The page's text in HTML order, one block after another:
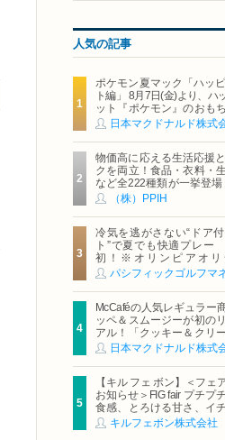
人気の記事
ポケモン夏マック「ハッ
ト編」 8月7日(金)より、ハ
ット『ポケモン』のおもち
間限定登場
日本マクドナルド株式
物価高に応える生活応援
クを両立！食品・衣料・
など全222種類が一挙登場
ループ「夏福袋」＆セール
(木)より順次スタート
（株）PPIH
冷気を逃がさない“ドア
ト”で夏でも快適プレ
初！※オリンピアオリ
「AirCon Cart（エアコ
ト）」導入 | ＰＧＭ
McCaféの人気レギュラー
ッペ＆スムージーが初の
アル！「クッキー＆クリー
コフラッペ」「マンゴース
ー」8月5日（水）から販売
日本マクドナルド株式
【キル フェ ボン】＜フェ
お知らせ＞FIG fair プチプ
食感、とろける甘さ、イチ
魅力をたっぷりと。新作を
イチジク尽くしの全4種が
キルフェボン株式会社